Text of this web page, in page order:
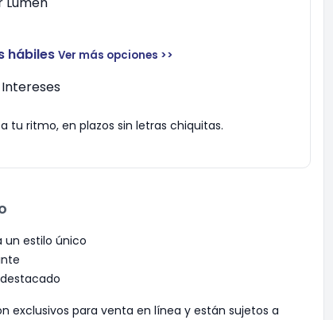
hábiles Ver más opciones >>
Intereses
un estilo único
exclusivos para venta en línea y están sujetos a